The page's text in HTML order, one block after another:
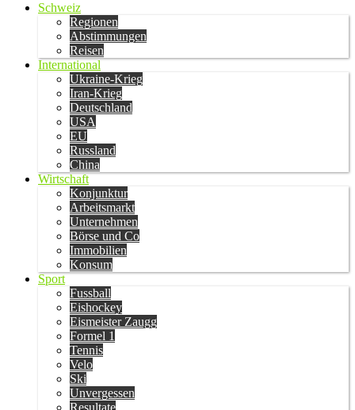
Schweiz
Regionen
Abstimmungen
Reisen
International
Ukraine-Krieg
Iran-Krieg
Deutschland
USA
EU
Russland
China
Wirtschaft
Konjunktur
Arbeitsmarkt
Unternehmen
Börse und Co
Immobilien
Konsum
Sport
Fussball
Eishockey
Eismeister Zaugg
Formel 1
Tennis
Velo
Ski
Unvergessen
Resultate